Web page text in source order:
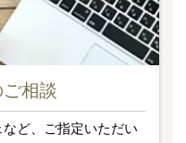
相談
ど、ご指定いただい